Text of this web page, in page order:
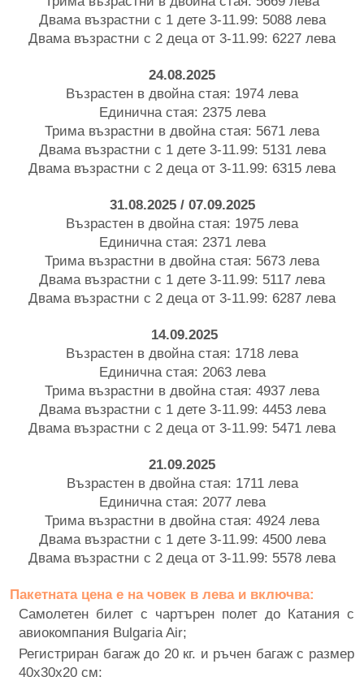
Двама възрастни с 1 дете 3-11.99: 5088 лева
Двама възрастни с 2 деца от 3-11.99: 6227 лева
24.08.2025
Възрастен в двойна стая: 1974 лева
Единична стая: 2375 лева
Трима възрастни в двойна стая: 5671 лева
Двама възрастни с 1 дете 3-11.99: 5131 лева
Двама възрастни с 2 деца от 3-11.99: 6315 лева
31.08.2025 / 07.09.2025
Възрастен в двойна стая: 1975 лева
Единична стая: 2371 лева
Трима възрастни в двойна стая: 5673 лева
Двама възрастни с 1 дете 3-11.99: 5117 лева
Двама възрастни с 2 деца от 3-11.99: 6287 лева
14.09.2025
Възрастен в двойна стая: 1718 лева
Единична стая: 2063 лева
Трима възрастни в двойна стая: 4937 лева
Двама възрастни с 1 дете 3-11.99: 4453 лева
Двама възрастни с 2 деца от 3-11.99: 5471 лева
21.09.2025
Възрастен в двойна стая: 1711 лева
Единична стая: 2077 лева
Трима възрастни в двойна стая: 4924 лева
Двама възрастни с 1 дете 3-11.99: 4500 лева
Двама възрастни с 2 деца от 3-11.99: 5578 лева
Пакетната цена е на човек в лева и включва:
Самолетен билет с чартърен полет до Катания с
авиокомпания Bulgaria Air;
Регистриран багаж до 20 кг. и ръчен багаж с размер
40x30x20 см;